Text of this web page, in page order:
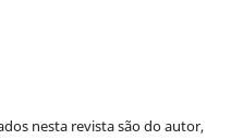
nesta revista são do autor,